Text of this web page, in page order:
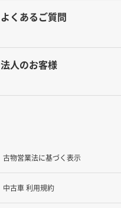
よくあるご質問
法人のお客様
古物営業法に基づく表示
中古車 利用規約